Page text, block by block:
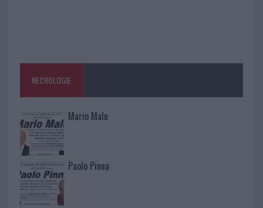
NECROLOGIE
Mario Malu
Paolo Pinna